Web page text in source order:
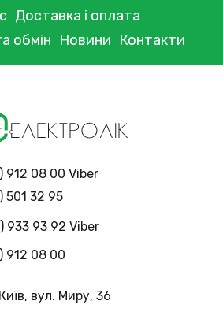
Доставка і оплата
обмін Новини Контакти
912 08 00 Viber
501 32 95
933 93 92 Viber
912 08 00
вул. Миру, 36